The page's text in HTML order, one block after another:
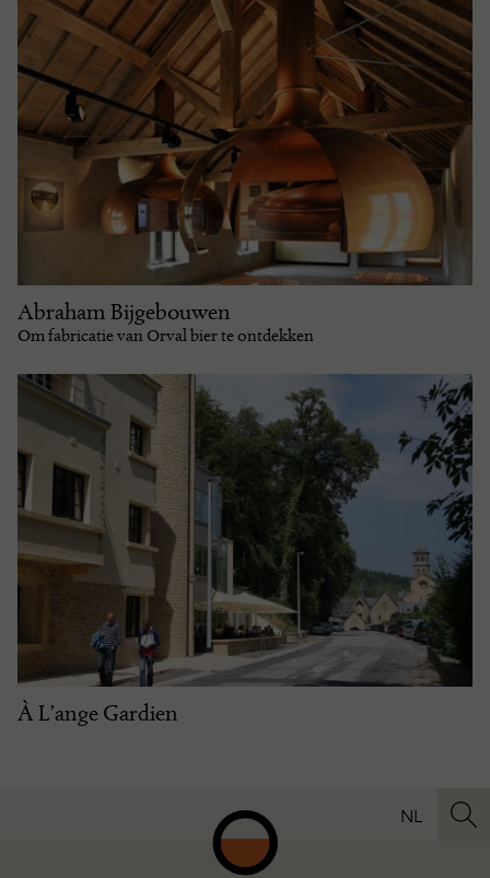
Abraham Bijgebouwen
Om fabricatie van Orval bier te ontdekken
À L’ange Gardien
NL